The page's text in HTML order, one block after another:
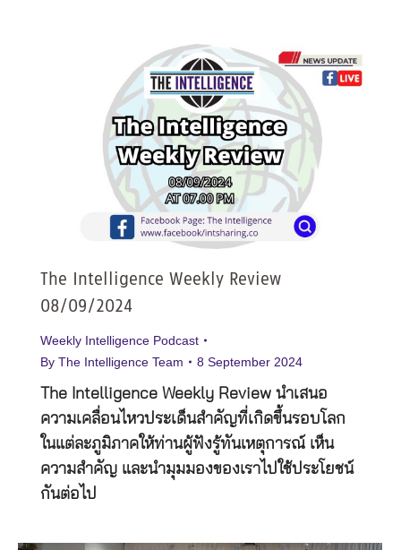
The Intelligence Weekly Review
08/09/2024
Weekly Intelligence Podcast
By The Intelligence Team 8 September 2024
The Intelligence Weekly Review นำเสนอ
ความเคลื่อนไหวประเด็นสำคัญที่เกิดขึ้นรอบโลก
ในแต่ละภูมิภาคให้ท่านผู้ฟังรู้ทันเหตุการณ์ เห็น
ความสำคัญ และนำมุมมองของเราไปใช้ประโยชน์
กันต่อไป